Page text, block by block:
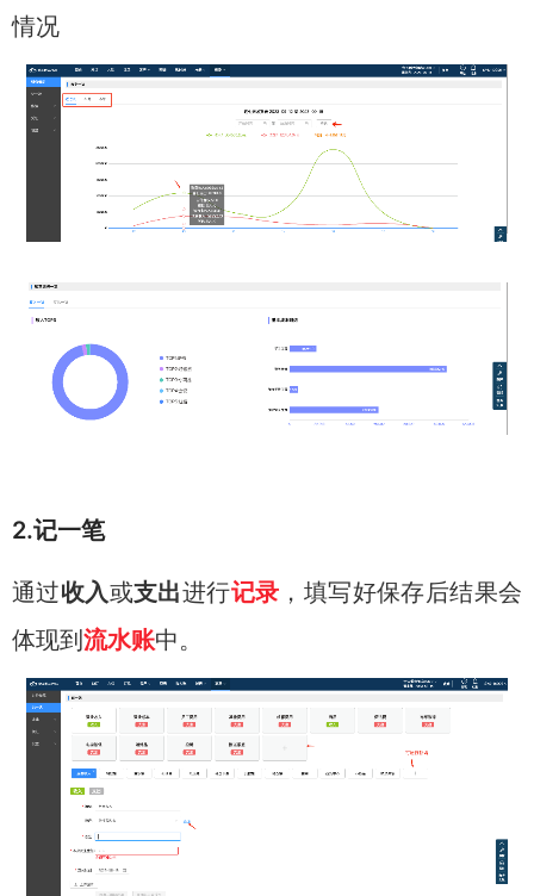
情况
2.记一笔
通过收入或支出进行记录 ，填写好保存后结果会
体现到 流水账中。